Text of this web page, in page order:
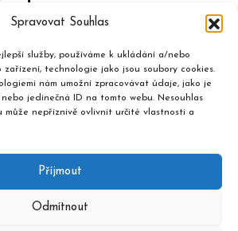
Spravovat Souhlas
služby, používáme k ukládání a/nebo
technologie jako jsou soubory cookies.
nám umožní zpracovávat údaje, jako je
jedinečná ID na tomto webu. Nesouhlas
může nepříznivě ovlivnit určité vlastnosti a
Příjmout
Odmítnout